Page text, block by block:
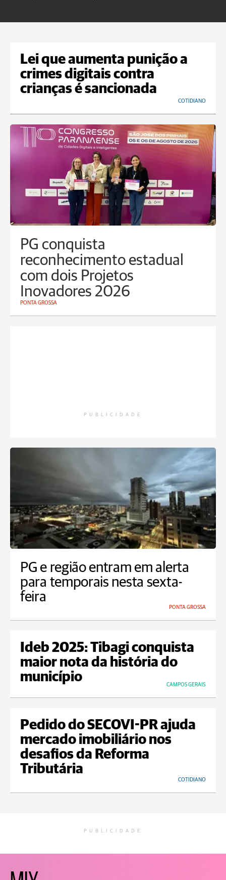
Lei que aumenta punição a
crimes digitais contra
crianças é sancionada
COTIDIANO
PG conquista
reconhecimento estadual
com dois Projetos
Inovadores 2026
PONTA GROSSA
PUBLICIDADE
PG e região entram em alerta
para temporais nesta sexta-
feira
PONTA GROSSA
Ideb 2025: Tibagi conquista
maior nota da história do
município
CAMPOS GERAIS
Pedido do SECOVI-PR ajuda
mercado imobiliário nos
desafios da Reforma
Tributária
COTIDIANO
PUBLICIDADE